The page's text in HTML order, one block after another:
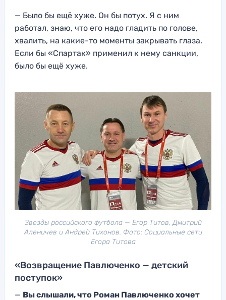
— Было бы ещё хуже. Он бы потух. Я с ним
работал, знаю, что его надо гладить по голове,
хвалить, на какие-то моменты закрывать глаза.
Если бы «Спартак» применил к нему санкции,
было бы ещё хуже.
Звезды российского футбола — Егор Титов, Дмитрий
Аленичев и Андрей Тихонов. Фото: Социальные сети
Егора Титова
«Возвращение Павлюченко — детский
поступок»
— Вы слышали, что Роман Павлюченко хочет